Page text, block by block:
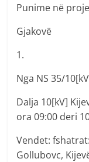
Punime në
Gjakovë
1.
Nga NS 35/
Dalja 10[kV]
ora 09:00 deri
Vendet:
Gollubovc,